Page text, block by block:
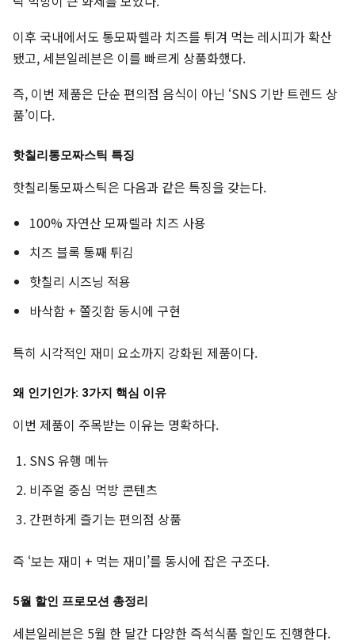
이후 국내에서도 통모짜렐라 치즈를 튀겨 먹는 레시피가 확산
됐고, 세븐일레븐은 이를 빠르게 상품화했다.
즉, 이번 제품은 단순 편의점 음식이 아닌 ‘SNS 기반 트렌드 상
품’이다.
핫칠리통모짜스틱 특징
핫칠리통모짜스틱은 다음과 같은 특징을 갖는다.
100% 자연산 모짜렐라 치즈 사용
치즈 블록 통째 튀김
핫칠리 시즈닝 적용
바삭함 + 쫄깃함 동시에 구현
특히 시각적인 재미 요소까지 강화된 제품이다.
왜 인기인가: 3가지 핵심 이유
이번 제품이 주목받는 이유는 명확하다.
SNS 유행 메뉴
비주얼 중심 먹방 콘텐츠
간편하게 즐기는 편의점 상품
즉 ‘보는 재미 + 먹는 재미’를 동시에 잡은 구조다.
5월 할인 프로모션 총정리
세븐일레븐은 5월 한 달간 다양한 즉석식품 할인도 진행한다.